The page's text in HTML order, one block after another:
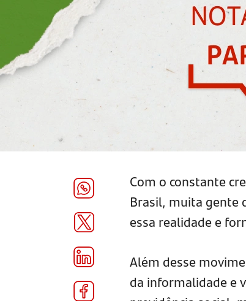
Com o constante
Brasil, muita gente
essa realidade e
Além desse
da informalidade e